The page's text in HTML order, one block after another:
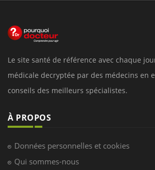
Le site santé de référence avec chaque
médicale decryptée par des médecins en
conseils des meilleurs spécialistes.
À PROPOS
Données personnelles et cookies
Qui sommes-nous